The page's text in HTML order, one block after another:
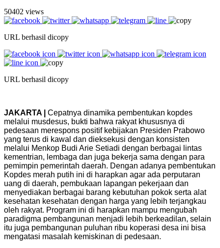
50402 views
URL berhasil dicopy
URL berhasil dicopy
JAKARTA | Cepatnya dinamika pembentukan kopdes
melalui musdesus, bukti bahwa rakyat khususnya di
pedesaan merespons positif kebijakan Presiden Prabowo
yang terus di kawal dan dieksekusi dengan konsisten
melalui Menkop Budi Arie Setiadi dengan berbagai lintas
kementrian, lembaga dan juga bekerja sama dengan para
pemimpin pemerintah daerah. Dengan adanya pembentukan
Kopdes merah putih ini di harapkan agar ada perputaran
uang di daerah, pembukaan lapangan pekerjaan dan
menyediakan berbagai barang kebutuhan pokok serta alat
kesehatan kesehatan dengan harga yang lebih terjangkau
oleh rakyat. Program ini di harapkan mampu mengubah
paradigma pembangunan menjadi lebih berkeadilan, selain
itu juga pembangunan puluhan ribu koperasi desa ini bisa
mengatasi masalah kemiskinan di pedesaan.